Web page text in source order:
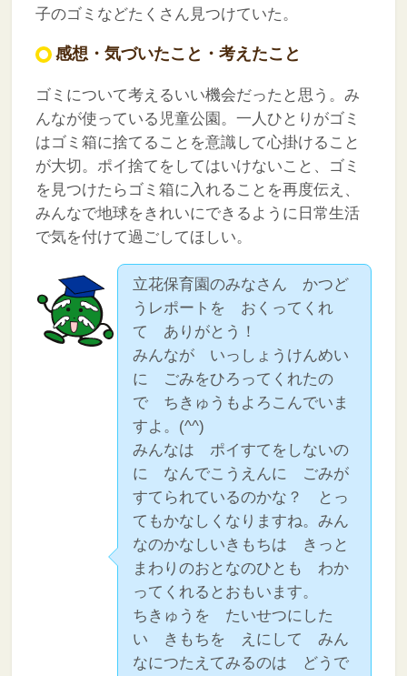
子のゴミなどたくさん見つけていた。
感想・気づいたこと・考えたこと
ゴミについて考えるいい機会だったと思う。み
んなが使っている児童公園。一人ひとりがゴミ
はゴミ箱に捨てることを意識して心掛けること
が大切。ポイ捨てをしてはいけないこと、ゴミ
を見つけたらゴミ箱に入れることを再度伝え、
みんなで地球をきれいにできるように日常生活
で気を付けて過ごしてほしい。
立花保育園のみなさん かつど
うレポートを おくってくれ
て ありがとう！
みんなが いっしょうけんめい
に ごみをひろってくれたの
で ちきゅうもよろこんでいま
すよ。(^^)
みんなは ポイすてをしないの
に なんでこうえんに ごみが
すてられているのかな？ とっ
てもかなしくなりますね。みん
なのかなしいきもちは きっと
まわりのおとなのひとも わか
ってくれるとおもいます。
ちきゅうを たいせつにした
い きもちを えにして みん
なにつたえてみるのは どうで